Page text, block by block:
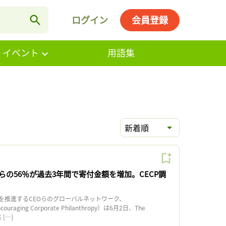
ログイン 会員登録
ベント 用語集
新着順
の56％が過去3年間で寄付金額を増加。CECP調
進するCEOらのグローバルネットワーク、
Corporate Philanthropy）は6月2日、The
[…]